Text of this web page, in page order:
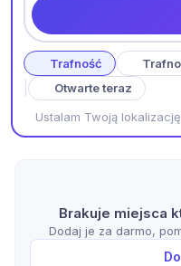
Trafność
Otwarte teraz
Ustalam Twoją
Brakuje miejsca
Dodaj je za darmo,